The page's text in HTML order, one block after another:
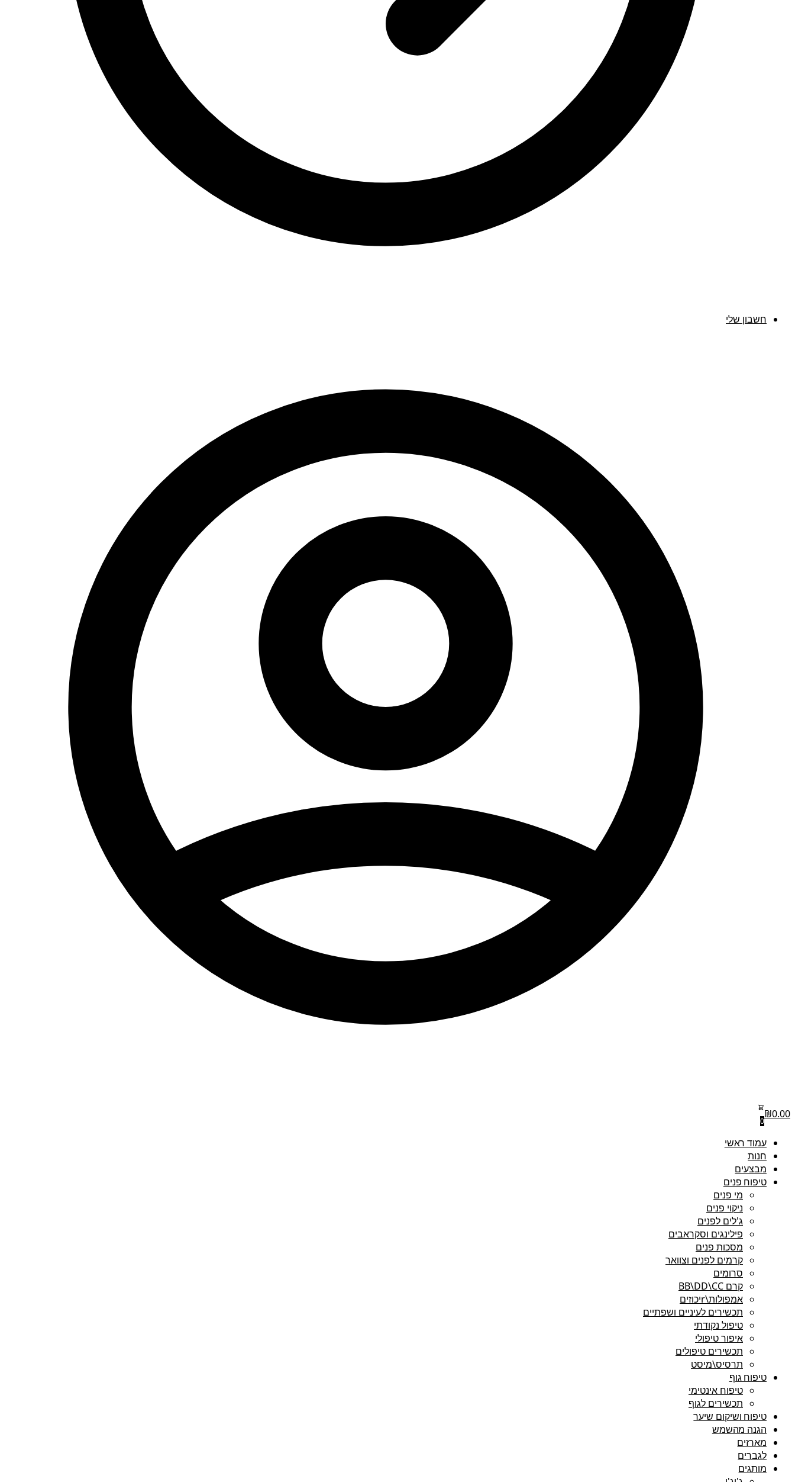
חשבון שלי
₪0.00
0
עמוד ראשי
חנות
מבצעים
טיפוח פנים
מי פנים
ניקוי פנים
ג'לים לפנים
פילינגים וסקראבים
מסכות פנים
קרמים לפנים וצוואר
סרומים
קרם BB\DD\CC
אמפולות\rיכוזים
תכשירים לעיניים ושפתיים
טיפול נקודתי
איפור טיפולי
תכשירים טיפולים
תרסיס\מיסט
טיפוח גוף
טיפוח אינטימי
תכשירים לגוף
טיפוח ושיקום שיער
הגנה מהשמש
מארזים
לגברים
מותגים